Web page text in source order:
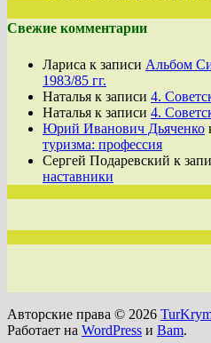
Свежие комментарии
Лариса к записи Альбом
1983/85 гг.
Наталья к записи 4.
Наталья к записи 4.
Юрий Иванович Дьяченко
туризма: профессия
Сергей Подаревский к
наставники
Авторские права © 2026
Работает на WordPress и Bam.